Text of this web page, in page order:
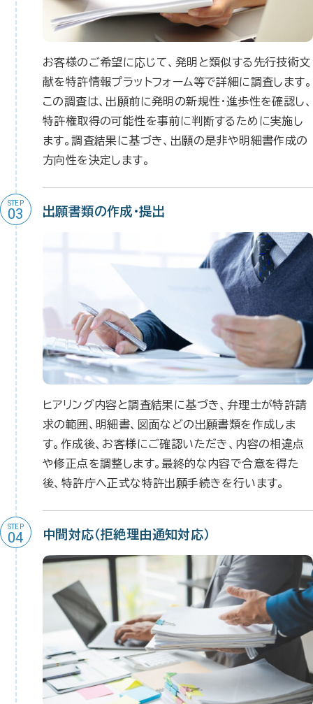
お客様のご希望に応じて、発明と類似する先行技術文
献を特許情報プラットフォーム等で詳細に調査します。
この調査は、出願前に発明の新規性・進歩性を確認し、
特許権取得の可能性を事前に判断するために実施し
ます。調査結果に基づき、出願の是非や明細書作成の
方向性を決定します。
STEP
03 出願書類の作成・提出
ヒアリング内容と調査結果に基づき、弁理士が特許請
求の範囲、明細書、図面などの出願書類を作成しま
す。作成後、お客様にご確認いただき、内容の相違点
や修正点を調整します。最終的な内容で合意を得た
後、特許庁へ正式な特許出願手続きを行います。
STEP
04 中間対応（拒絶理由通知対応）